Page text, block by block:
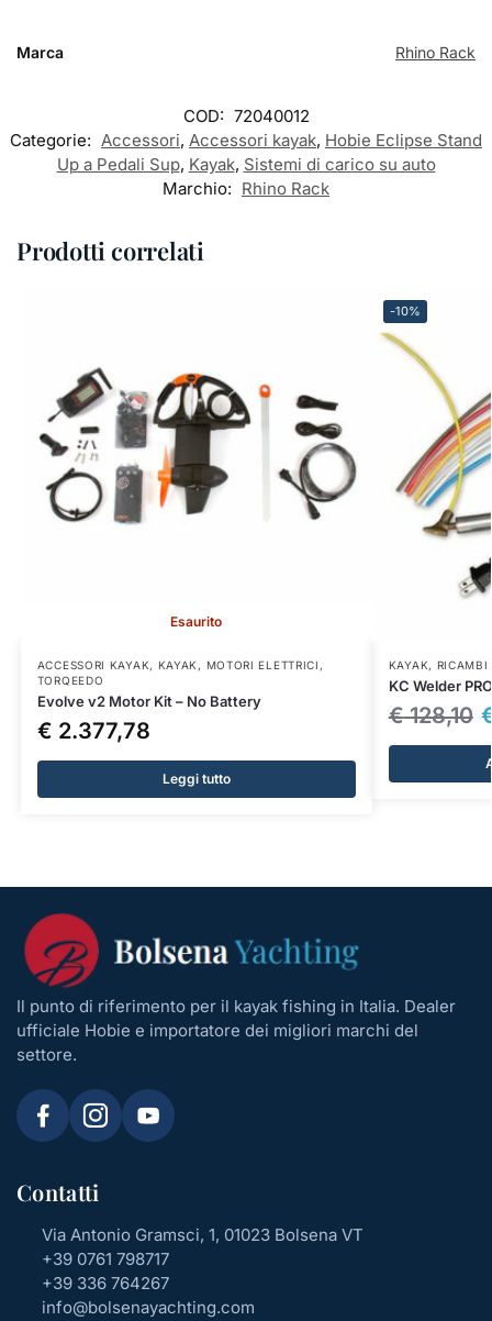
Marca Rhino Rack
COD: 72040012
Categorie: Accessori, Accessori kayak, Hobie Eclipse Stand
Up a Pedali Sup, Kayak, Sistemi di carico su auto
Marchio: Rhino Rack
Prodotti correlati
Esaurito
ACCESSORI KAYAK, KAYAK , MOTORI ELETTRICI ,
TORQEEDO
Evolve v2 Motor Kit – No Battery
€ 2.377,78
Leggi tutto
-10%
KAYAK, RICAMBI
KC Welder PRO
€128,10
Il punto di riferimento per il kayak fishing in Italia. Dealer
ufficiale Hobie e importatore dei migliori marchi del
settore.
Contatti
Via Antonio Gramsci, 1, 01023 Bolsena VT
+39 0761 798717
+39 336 764267
info@bolsenayachting.com